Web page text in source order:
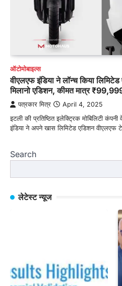
ऑटोमोबाइल्स
वीएलएफ इंडिया ने लॉन्च किया
मिलानो एडिशन, कीमत मात्र
पत्रकार मित्र April 4, 2025
इटली की प्रतिष्ठित इलेक्ट्रिक मोबिलिटी
इंडिया ने अपने खास लिमिटेड एडिशन वीएलएफ
Search
लेटेस्ट न्यूज